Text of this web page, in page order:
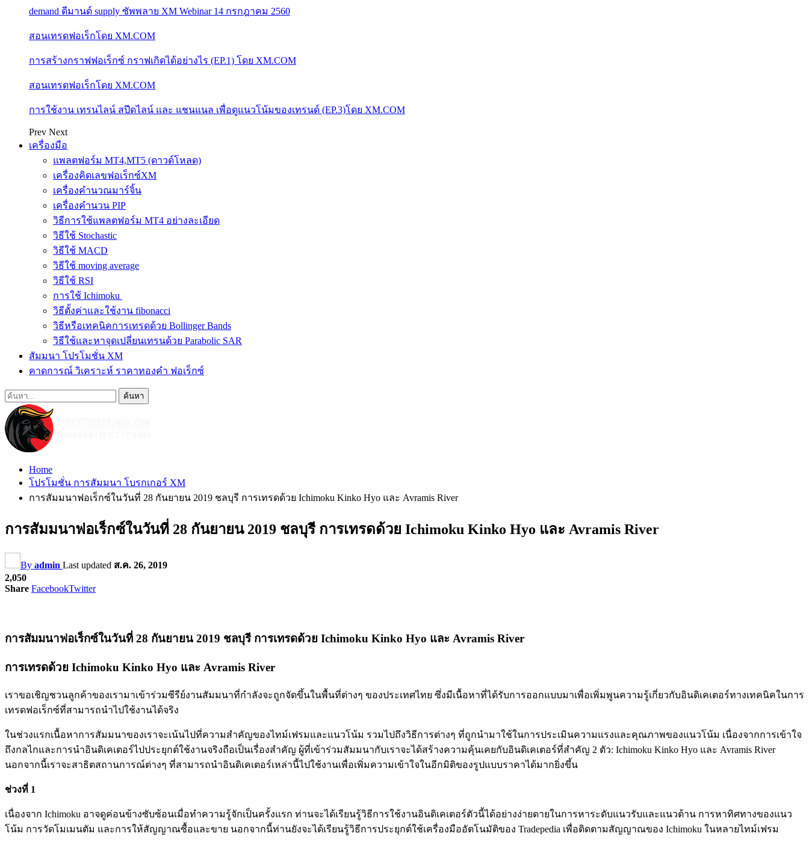
demand ดีมานด์ supply ซัพพลาย XM Webinar 14 กรกฎาคม 2560
สอนเทรดฟอเร็กโดย XM.COM
การสร้างกราฟฟอเร็กซ์ กราฟเกิดได้อย่างไร (EP.1) โดย XM.COM
สอนเทรดฟอเร็กโดย XM.COM
การใช้งาน เทรนไลน์ สปีดไลน์ และ แชนแนล เพื่อดูแนวโน้มของเทรนด์ (EP.3)โดย XM.COM
Prev Next
เครื่องมือ
แพลตฟอร์ม MT4,MT5 (ดาวด์โหลด)
เครื่องคิดเลขฟอเร็กซ์XM
เครื่องคำนวณมาร์จิ้น
เครื่องคำนวน PIP
วิธีการใช้แพลตฟอร์ม MT4 อย่างละเอียด
วิธีใช้ Stochastic
วิธีใช้ MACD
วิธีใช้ moving average
วิธีใช้ RSI
การใช้ Ichimoku
วิธีตั้งค่าและใช้งาน fibonacci
วิธีหรือเทคนิคการเทรดด้วย Bollinger Bands
วิธีใช้และหาจุดเปลี่ยนเทรนด้วย Parabolic SAR
สัมมนา โปรโมชั่น XM
คาดการณ์ วิเคราะห์ ราคาทองคำ ฟอเร็กซ์
Home
โปรโมชั่น การสัมมนา โบรกเกอร์ XM
การสัมมนาฟอเร็กซ์ในวันที่ 28 กันยายน 2019 ชลบุรี การเทรดด้วย Ichimoku Kinko Hyo และ Avramis River
การสัมมนาฟอเร็กซ์ในวันที่ 28 กันยายน 2019 ชลบุรี การเทรดด้วย Ichimoku Kinko Hyo และ Avramis River
By admin Last updated ส.ค. 26, 2019
2,050
Share FacebookTwitter
การสัมมนาฟอเร็กซ์ในวันที่ 28 กันยายน 2019 ชลบุรี การเทรดด้วย Ichimoku Kinko Hyo และ Avramis River
การเทรดด้วย Ichimoku Kinko Hyo และ Avramis River
เราขอเชิญชวนลูกค้าของเรามาเข้าร่วมซีรีย์งานสัมมนาที่กำลังจะถูกจัดขึ้นในพื้นที่ต่างๆ ของประเทศไทย ซึ่งมีเนื้อหาที่ได้รับการออกแบบมาเพื่อเพิ่มพูนความรู้เกี่ยวกับอินดิเคเตอร์ทางเทคนิคในการ
เทรดฟอเร็กซ์ที่สามารถนำไปใช้งานได้จริง
ในช่วงแรกเนื้อหาการสัมมนาของเราจะเน้นไปที่ความสำคัญของไทม์เฟรมและแนวโน้ม รวมไปถึงวิธีการต่างๆ ที่ถูกนำมาใช้ในการประเมินความแรงและคุณภาพของแนวโน้ม เนื่องจากการเข้าใจ
ถึงกลไกและการนำอินดิเคเตอร์ไปประยุกต์ใช้งานจริงถือเป็นเรื่องสำคัญ ผู้ที่เข้าร่วมสัมมนากับเราจะได้สร้างความคุ้นเคยกับอินดิเคเตอร์ที่สำคัญ 2 ตัว: Ichimoku Kinko Hyo และ Avramis River
นอกจากนี้เราจะสาธิตสถานการณ์ต่างๆ ที่สามารถนำอินดิเคเตอร์เหล่านี้ไปใช้งานเพื่อเพิ่มความเข้าใจในอีกมิติของรูปแบบราคาได้มากยิ่งขึ้น
ช่วงที่ 1
เนื่องจาก Ichimoku อาจดูค่อนข้างซับซ้อนเมื่อทำความรู้จักเป็นครั้งแรก ท่านจะได้เรียนรู้วิธีการใช้งานอินดิเคเตอร์ตัวนี้ได้อย่างง่ายดายในการหาระดับแนวรับและแนวต้าน การหาทิศทางของแนว
โน้ม การวัดโมเมนตัม และการให้สัญญาณซื้อและขาย นอกจากนี้ท่านยังจะได้เรียนรู้วิธีการประยุกต์ใช้เครื่องมืออัตโนมัติของ Tradepedia เพื่อติดตามสัญญาณของ Ichimoku ในหลายไทม์เฟรม